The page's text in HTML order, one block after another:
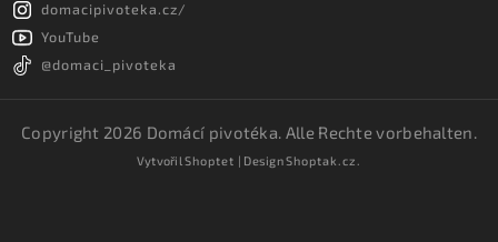
domacipivoteka.cz/
YouTube
@domaci_pivoteka
Copyright 2026 Domácí pivotéka. Alle Rechte vorbehalten.
VytvořilShoptet | DesignShoptak.cz.